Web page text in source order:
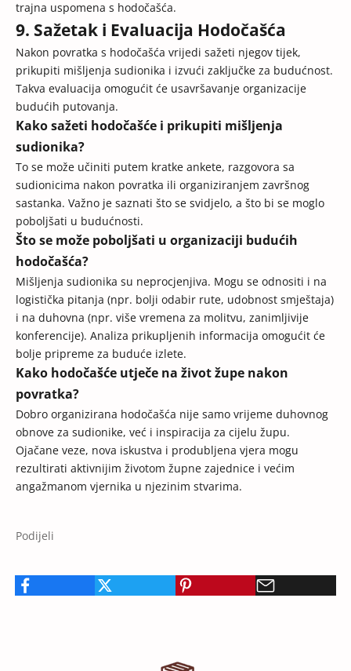
trajna uspomena s hodočašća.
9. Sažetak i Evaluacija Hodočašća
Nakon povratka s hodočašća vrijedi sažeti njegov tijek,
prikupiti mišljenja sudionika i izvući zaključke za budućnost.
Takva evaluacija omogućit će usavršavanje organizacije
budućih putovanja.
Kako sažeti hodočašće i prikupiti mišljenja
sudionika?
To se može učiniti putem kratke ankete, razgovora sa
sudionicima nakon povratka ili organiziranjem završnog
sastanka. Važno je saznati što se svidjelo, a što bi se moglo
poboljšati u budućnosti.
Što se može poboljšati u organizaciji budućih
hodočašća?
Mišljenja sudionika su neprocjenjiva. Mogu se odnositi i na
logistička pitanja (npr. bolji odabir rute, udobnost smještaja)
i na duhovna (npr. više vremena za molitvu, zanimljivije
konferencije). Analiza prikupljenih informacija omogućit će
bolje pripreme za buduće izlete.
Kako hodočašće utječe na život župe nakon
povratka?
Dobro organizirana hodočašća nije samo vrijeme duhovnog
obnove za sudionike, već i inspiracija za cijelu župu.
Ojačane veze, nova iskustva i produbljena vjera mogu
rezultirati aktivnijim životom župne zajednice i većim
angažmanom vjernika u njezinim stvarima.
Podijeli